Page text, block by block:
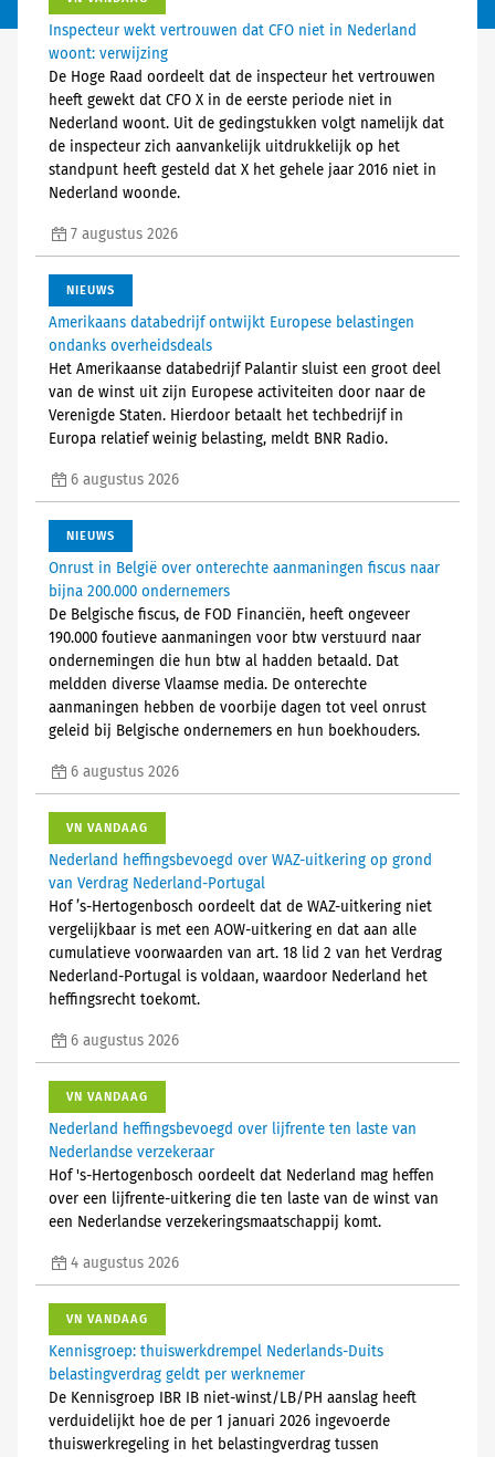
Inspecteur wekt vertrouwen dat CFO niet in Nederland
woont: verwijzing
De Hoge Raad oordeelt dat de inspecteur het vertrouwen
heeft gewekt dat CFO X in de eerste periode niet in
Nederland woont. Uit de gedingstukken volgt namelijk dat
de inspecteur zich aanvankelijk uitdrukkelijk op het
standpunt heeft gesteld dat X het gehele jaar 2016 niet in
Nederland woonde.
7 augustus 2026
NIEUWS
Amerikaans databedrijf ontwijkt Europese belastingen
ondanks overheidsdeals
Het Amerikaanse databedrijf Palantir sluist een groot deel
van de winst uit zijn Europese activiteiten door naar de
Verenigde Staten. Hierdoor betaalt het techbedrijf in
Europa relatief weinig belasting, meldt BNR Radio.
6 augustus 2026
NIEUWS
Onrust in België over onterechte aanmaningen fiscus naar
bijna 200.000 ondernemers
De Belgische fiscus, de FOD Financiën, heeft ongeveer
190.000 foutieve aanmaningen voor btw verstuurd naar
ondernemingen die hun btw al hadden betaald. Dat
meldden diverse Vlaamse media. De onterechte
aanmaningen hebben de voorbije dagen tot veel onrust
geleid bij Belgische ondernemers en hun boekhouders.
6 augustus 2026
VN VANDAAG
Nederland heffingsbevoegd over WAZ-uitkering op grond
van Verdrag Nederland-Portugal
Hof ’s-Hertogenbosch oordeelt dat de WAZ-uitkering niet
vergelijkbaar is met een AOW-uitkering en dat aan alle
cumulatieve voorwaarden van art. 18 lid 2 van het Verdrag
Nederland-Portugal is voldaan, waardoor Nederland het
heffingsrecht toekomt.
6 augustus 2026
VN VANDAAG
Nederland heffingsbevoegd over lijfrente ten laste van
Nederlandse verzekeraar
Hof 's-Hertogenbosch oordeelt dat Nederland mag heffen
over een lijfrente-uitkering die ten laste van de winst van
een Nederlandse verzekeringsmaatschappij komt.
4 augustus 2026
VN VANDAAG
Kennisgroep: thuiswerkdrempel Nederlands-Duits
belastingverdrag geldt per werknemer
De Kennisgroep IBR IB niet-winst/LB/PH aanslag heeft
verduidelijkt hoe de per 1 januari 2026 ingevoerde
thuiswerkregeling in het belastingverdrag tussen